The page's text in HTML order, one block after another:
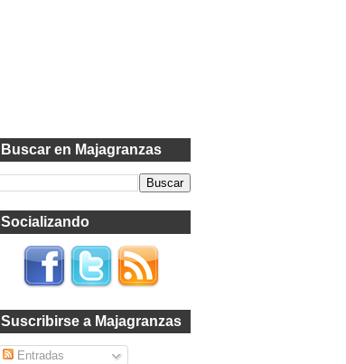
Buscar en Majagranzas
Socializando
Suscribirse a Majagranzas
Entradas